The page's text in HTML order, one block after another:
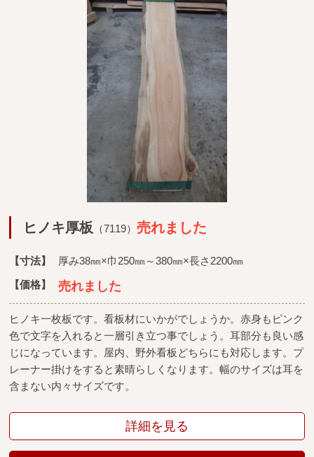
商品検索
カテゴリー
広葉樹一枚板
銘木製品
ヒノキ厚板 （7119）売れました
【寸法】
厚み38㎜×巾250㎜～380㎜×長さ2200㎜
【価格】
売れました
ヒノキ一枚板です。看板材にいかがでしょうか。赤身もピンク
色で文字を入れると一層引き立つ事でしょう。耳部分も良い感
じになっています。屋内、野外看板どちらにも対応します。プ
レーナー掛けをすると素晴らしくなります。幅のサイズは耳を
含まない内々サイズです。
詳細を見る